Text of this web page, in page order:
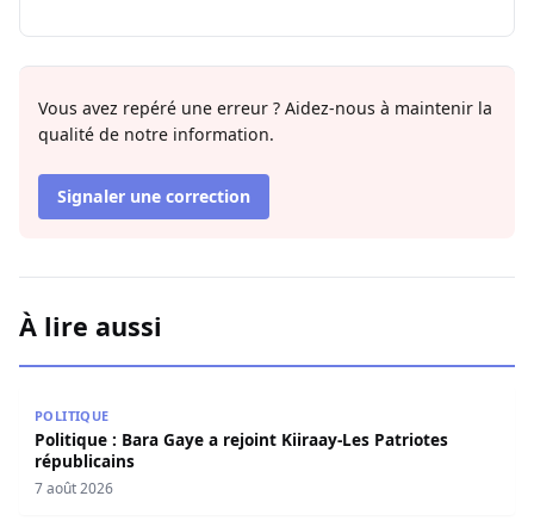
Vous avez repéré une erreur ? Aidez-nous à maintenir la
qualité de notre information.
Signaler une correction
À lire aussi
POLITIQUE
Politique : Bara Gaye a rejoint Kiiraay-Les Patriotes
républicains
7 août 2026